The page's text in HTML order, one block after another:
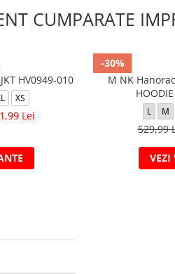
CUMPARATE
HV0949-010
XS
Lei
-30%
M NK
L M
529,99
VEZI